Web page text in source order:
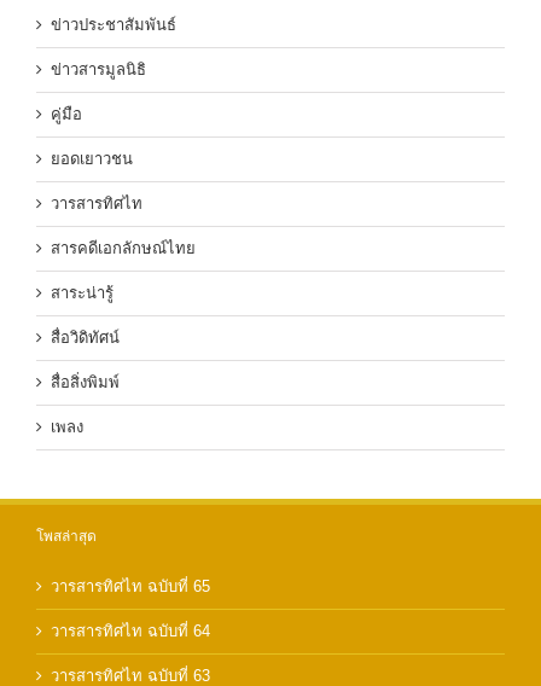
ข่าวประชาสัมพันธ์
ข่าวสารมูลนิธิ
คู่มือ
ยอดเยาวชน
วารสารทิศไท
สารคดีเอกลักษณ์ไทย
สาระน่ารู้
สื่อวิดิทัศน์
สื่อสิ่งพิมพ์
เพลง
โพสล่าสุด
วารสารทิศไท ฉบับที่ 65
วารสารทิศไท ฉบับที่ 64
วารสารทิศไท ฉบับที่ 63